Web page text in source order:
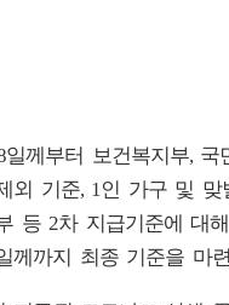
께부터 보건복지부, 국
외 기준, 1인 가구 및 맞
등 2차 지급기준에 대
께까지 최종 기준을 마